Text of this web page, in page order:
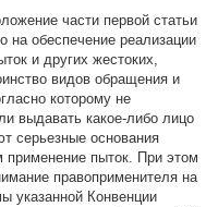
части первой статьи
на обеспечение реализации
и других жестоких,
видов обращения и
которому не
выдавать какое-либо лицо
серьезные основания
применение пыток. При этом
правоприменителя на
указанной Конвенции